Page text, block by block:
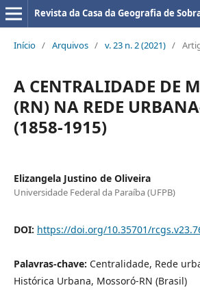
Revista da Casa da Geografia de
Início / Arquivos / v. 23 n. 2 (2021) /
A CENTRALIDADE DE
(RN) NA REDE
(1858-1915)
Elizangela Justino de Oliveira
Universidade Federal da Paraíba (UFPB)
DOI: https://doi.org/10.35701/
Palavras-chave: Centralidade, Rede
Histórica Urbana, Mossoró-RN (Brasil)